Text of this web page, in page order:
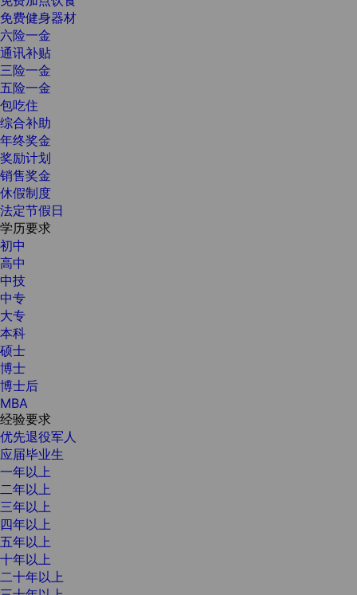
免费健身器材
六险一金
通讯补贴
三险一金
五险一金
包吃住
综合补助
年终奖金
奖励计划
销售奖金
休假制度
法定节假日
学历要求
初中
高中
中技
中专
大专
本科
硕士
博士
博士后
MBA
经验要求
优先退役军人
应届毕业生
一年以上
二年以上
三年以上
四年以上
五年以上
十年以上
二十年以上